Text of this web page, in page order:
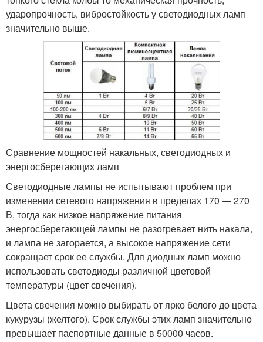
ударопрочность, вибростойкость у светодиодных ламп
значительно выше.
Сравнение мощностей накальных, светодиодных и
энергосберегающих ламп
Светодиодные лампы не испытывают проблем при
изменении сетевого напряжения в пределах 170 — 270
В, тогда как низкое напряжение питания
энергосберегающей лампы не разогревает нить накала,
и лампа не загорается, а высокое напряжение сети
сокращает срок ее службы. Для диодных ламп можно
использовать светодиоды различной цветовой
температуры (цвет свечения).
Цвета свечения можно выбирать от ярко белого до цвета
кукурузы (желтого). Срок службы этих ламп значительно
превышает паспортные данные в 50000 часов.